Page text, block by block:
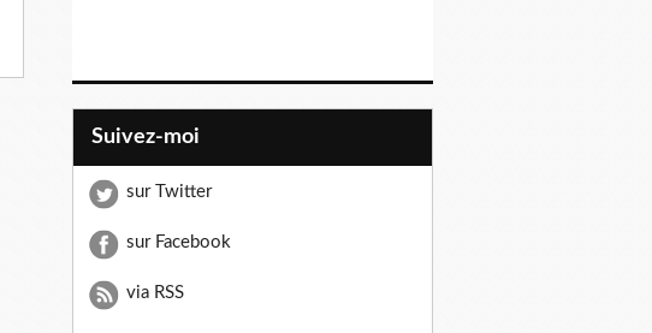
Suivez-moi
sur Twitter
sur Facebook
via RSS